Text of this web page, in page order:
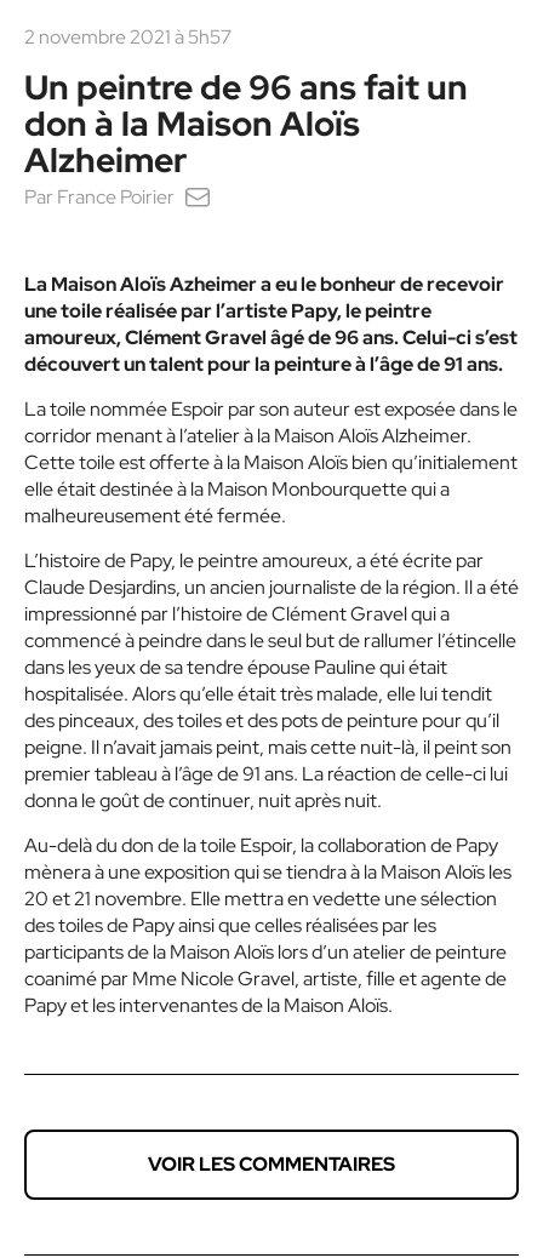
2 novembre 2021 à 5h57
Un peintre de 96 ans fait un
don à la Maison Aloïs
Alzheimer
Par France Poirier
La Maison Aloïs Azheimer a eu le bonheur de recevoir
une toile réalisée par l’artiste Papy, le peintre
amoureux, Clément Gravel âgé de 96 ans. Celui-ci s’est
découvert un talent pour la peinture à l’âge de 91 ans.
La toile nommée Espoir par son auteur est exposée dans le
corridor menant à l’atelier à la Maison Aloïs Alzheimer.
Cette toile est offerte à la Maison Aloïs bien qu’initialement
elle était destinée à la Maison Monbourquette qui a
malheureusement été fermée.
L’histoire de Papy, le peintre amoureux, a été écrite par
Claude Desjardins, un ancien journaliste de la région. Il a été
impressionné par l’histoire de Clément Gravel qui a
commencé à peindre dans le seul but de rallumer l’étincelle
dans les yeux de sa tendre épouse Pauline qui était
hospitalisée. Alors qu’elle était très malade, elle lui tendit
des pinceaux, des toiles et des pots de peinture pour qu’il
peigne. Il n’avait jamais peint, mais cette nuit-là, il peint son
premier tableau à l’âge de 91 ans. La réaction de celle-ci lui
donna le goût de continuer, nuit après nuit.
Au-delà du don de la toile Espoir, la collaboration de Papy
mènera à une exposition qui se tiendra à la Maison Aloïs les
20 et 21 novembre. Elle mettra en vedette une sélection
des toiles de Papy ainsi que celles réalisées par les
participants de la Maison Aloïs lors d’un atelier de peinture
coanimé par Mme Nicole Gravel, artiste, fille et agente de
Papy et les intervenantes de la Maison Aloïs.
VOIR LES COMMENTAIRES